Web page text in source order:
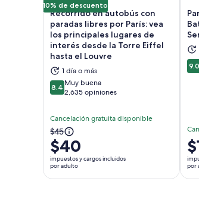
10% de descuento
Recorrido en autobús con
paradas libres por París: vea
los principales lugares de
interés desde la Torre Eiffel
hasta el Louvre
1 día o más
8.48.4 de 10
Muy buena
2,635 opiniones
Cancelación gratuita disponible
El
precio
anterior
era
$45
$45
$40
impuestos y cargos incluidos
por adulto
Se abrirá en una
9.0
El
es
de
por